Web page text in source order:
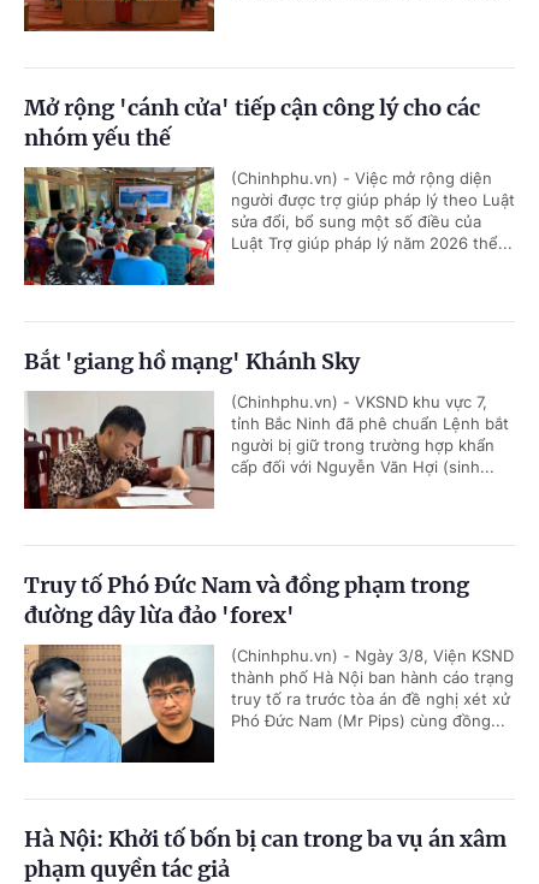
Mở rộng 'cánh cửa' tiếp cận công lý cho các
nhóm yếu thế
(Chinhphu.vn) - Việc mở rộng diện
người được trợ giúp pháp lý theo Luật
sửa đổi, bổ sung một số điều của
Luật Trợ giúp pháp lý năm 2026 thể...
Bắt 'giang hồ mạng' Khánh Sky
(Chinhphu.vn) - VKSND khu vực 7,
tỉnh Bắc Ninh đã phê chuẩn Lệnh bắt
người bị giữ trong trường hợp khẩn
cấp đối với Nguyễn Văn Hợi (sinh...
Truy tố Phó Đức Nam và đồng phạm trong
đường dây lừa đảo 'forex'
(Chinhphu.vn) - Ngày 3/8, Viện KSND
thành phố Hà Nội ban hành cáo trạng
truy tố ra trước tòa án đề nghị xét xử
Phó Đức Nam (Mr Pips) cùng đồng...
Hà Nội: Khởi tố bốn bị can trong ba vụ án xâm
phạm quyền tác giả